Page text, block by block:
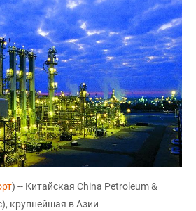
) -- Китайская China Petroleum &
крупнейшая в Азии